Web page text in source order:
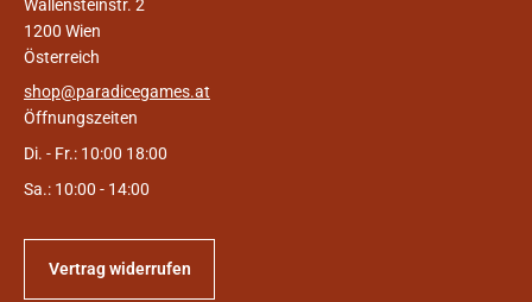
Wallensteinstr. 2
1200 Wien
Österreich
shop@paradicegames.at
Öffnungszeiten
Di. - Fr.: 10:00 18:00
Sa.: 10:00 - 14:00
Vertrag widerrufen